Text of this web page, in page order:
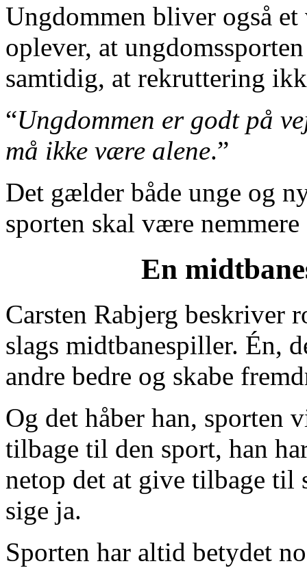
Ungdommen bliver også
oplever, at
samtidig, at rekruttering
“Ungdommen er godt på
må ikke være alene.”
Det gælder både unge og
sporten skal være
En
Carsten Rabjerg beskriver
slags midtbanespiller. Én,
andre bedre og skabe
Og det håber han,
tilbage til den sport, han
netop det at give tilbage til
sige ja.
Sporten har altid betydet